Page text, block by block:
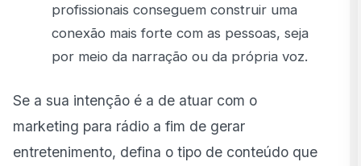
profissionais conseguem construir uma
conexão mais forte com as pessoas, seja
por meio da narração ou da própria voz.
Se a sua intenção é a de atuar com o
marketing para rádio a fim de gerar
entretenimento, defina o tipo de conteúdo que